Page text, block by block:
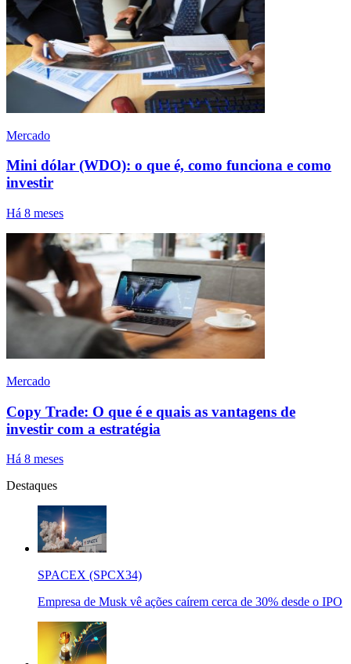
Mercado
Mini dólar (WDO): o que é, como funciona e como
investir
Há 8 meses
Mercado
Copy Trade: O que é e quais as vantagens de
investir com a estratégia
Há 8 meses
Destaques
SPACEX (SPCX34)
Empresa de Musk vê ações caírem cerca de 30% desde o IPO